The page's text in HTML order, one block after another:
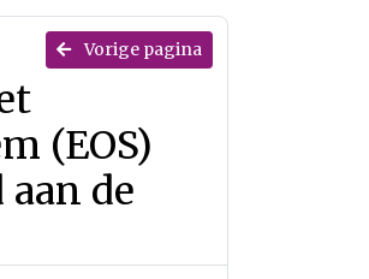
Vorige pagina
(EOS)
de